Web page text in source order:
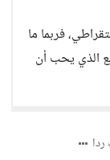
فربما ما
الذي يحب أن